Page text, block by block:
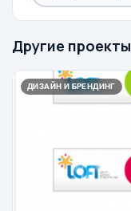
Другие проекты
ДИЗАЙН И БРЕНДИНГ